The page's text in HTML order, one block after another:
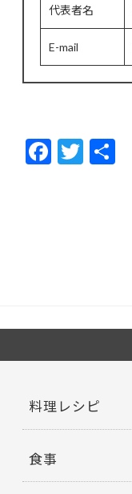
代表者名
E-mail
F
ac
T
w
料理レシピ
食事